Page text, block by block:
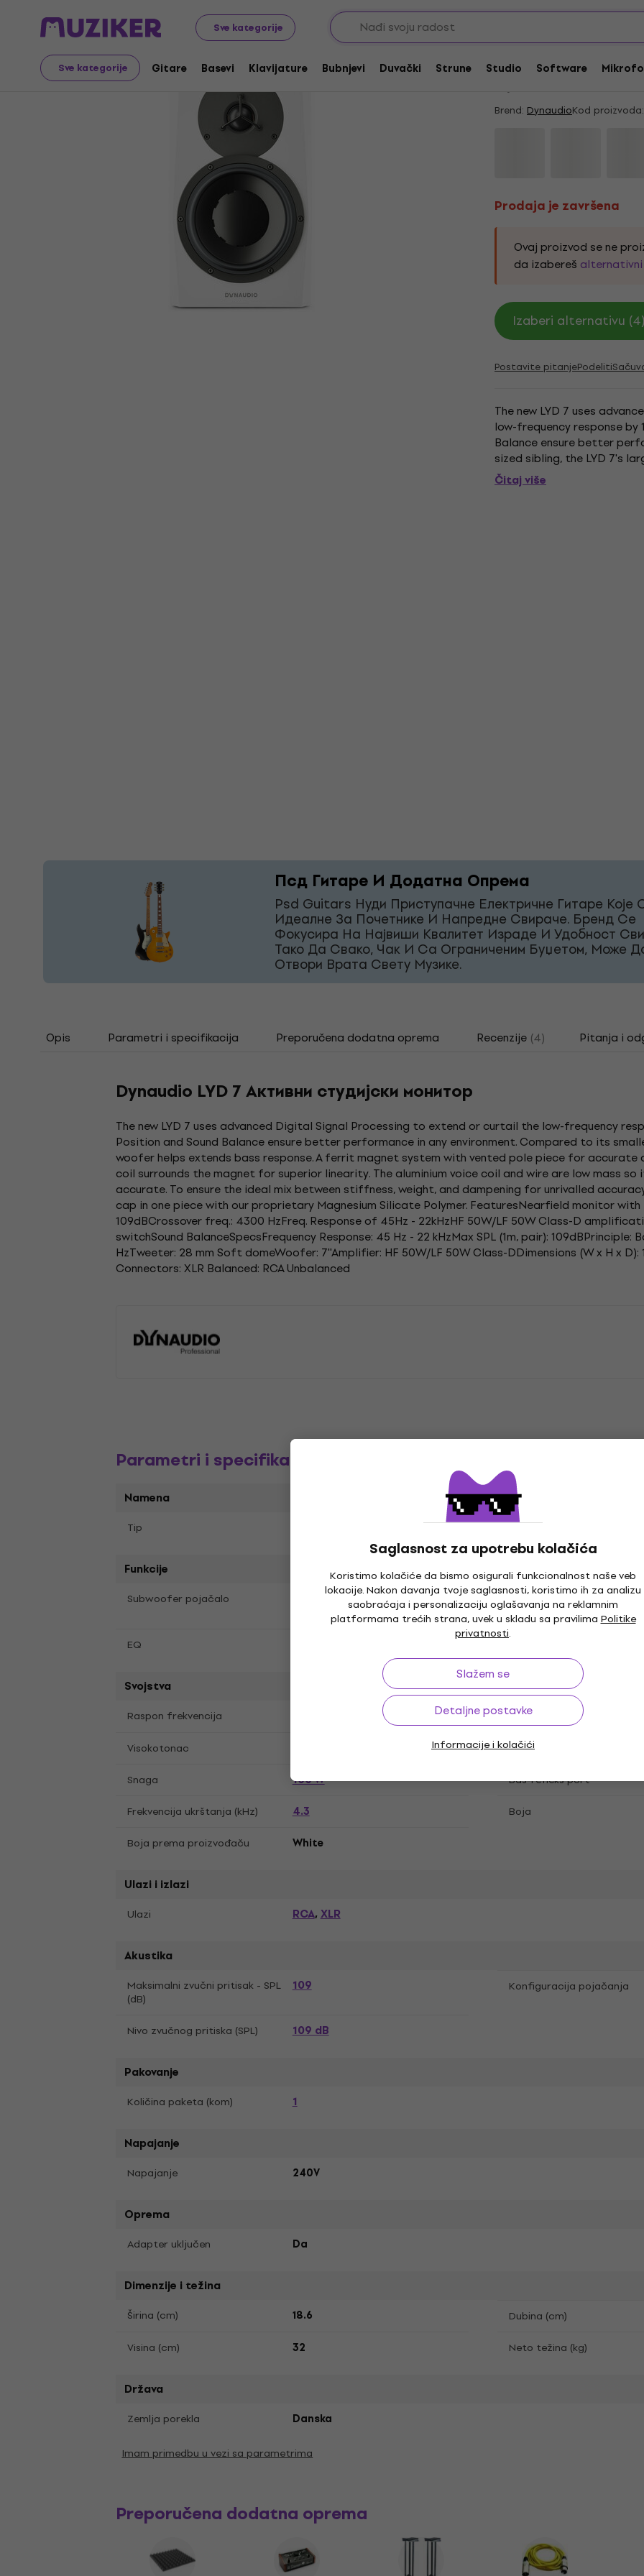
Sve kategorije
Sve kategorije Gitare Basevi Klavijature Bubnjevi Duvački Strune Studio Software
Saglasnost za upotrebu kolačića
Koristimo kolačiće da bismo osigurali funkcionalnost naše veb
lokacije. Nakon davanja tvoje saglasnosti, koristimo ih za analizu
saobraćaja i personalizaciju oglašavanja na reklamnim
platformama trećih strana, uvek u skladu sa pravilimaPolitike
privatnosti.
Slažem se
Detaljne postavke
Informacije i kolačići
Muzički instrumenti Studio Studijski monitori Aktivni studijski monitori
Prodaja je završena
Prodaja je završena
Dynaudio LYD 7
Brend: DynaudioKod proizvoda:
Prodaja je završena
Ovaj proizvod se ne
da izabereš
Izaberi alternativu
Postavite pitanjePodeliti
The new LYD 7 uses
low-frequency response by
Balance ensure better
sized sibling, the LYD 7's
magnet system with
Čitaj više
Псд Гитаре И Додатна Опрема
Psd Guitars Нуди Приступачне Електричне Гитаре Које
Идеалне За Почетнике И Напредне Свираче. Бренд Се
Фокусира На Највиши Квалитет Израде И Удобност
Тако Да Свако, Чак И Са Ограниченим Буџетом, Може
Отвори Врата Свету Музике.
Opis Parametri i specifikacija Preporučena dodatna oprema Recenzije (4) Pitanja i
Dynaudio LYD 7 Активни студијски монитор
The new LYD 7 uses advanced Digital Signal Processing to extend or curtail the low-frequency
Position and Sound Balance ensure better performance in any environment. Compared to its
woofer helps extends bass response. A ferrit magnet system with vented pole piece for
coil surrounds the magnet for superior linearity. The aluminium voice coil and wire are low mass
accurate. To ensure the ideal mix between stiffness, weight, and dampening for unrivalled
cap in one piece with our proprietary Magnesium Silicate Polymer. FeaturesNearfield monitor with
109dBCrossover freq.: 4300 HzFreq. Response of 45Hz - 22kHzHF 50W/LF 50W Class-D
switchSound BalanceSpecsFrequency Response: 45 Hz - 22 kHzMax SPL (1m, pair):
HzTweeter: 28 mm Soft domeWoofer: 7''Amplifier: HF 50W/LF 50W Class-DDimensions (W x H x
Connectors: XLR Balanced: RCA Unbalanced
Parametri i specifikacija
Namena
Tip
Funkcije
Subwoofer pojačalo
Krajnje pojačalo za
visokotonac
EQ
Svojstva
Raspon frekvencija
Vufer
Visokotonac
Snaga (Watt)
Snaga
100 W
Bas-refleks port
Frekvencija ukrštanja (kHz)
4.3
Boja
Boja prema proizvođaču
White
Ulazi i izlazi
Ulazi RCA,XLR
Akustika
Maksimalni zvučni pritisak - SPL
(dB)
109 Konfiguracija pojačanja
Nivo zvučnog pritiska (SPL) 109 dB
Pakovanje
Količina paketa (kom) 1
Napajanje
Napajanje 240V
Oprema
Adapter uključen Da
Dimenzije i težina
Širina (cm) 18.6
Dubina (cm)
Visina (cm)
32 Neto težina (kg)
Država
Zemlja porekla Danska
Imam primedbu u vezi sa parametrima
Preporučena dodatna oprema